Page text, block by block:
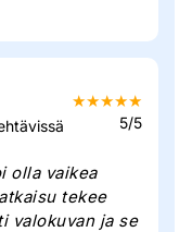
★★★★★
5/5
olla vaikea
tekee
valokuvan ja se